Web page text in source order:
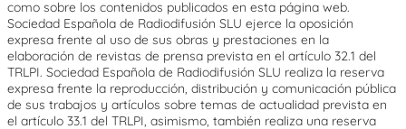
como sobre los contenidos publicados en esta página web.
Sociedad Española de Radiodifusión SLU ejerce la oposición
expresa frente al uso de sus obras y prestaciones en la
elaboración de revistas de prensa prevista en el artículo 32.1 del
TRLPI. Sociedad Española de Radiodifusión SLU realiza la reserva
expresa frente la reproducción, distribución y comunicación pública
de sus trabajos y artículos sobre temas de actualidad prevista en
el artículo 33.1 del TRLPI, asimismo, también realiza una reserva